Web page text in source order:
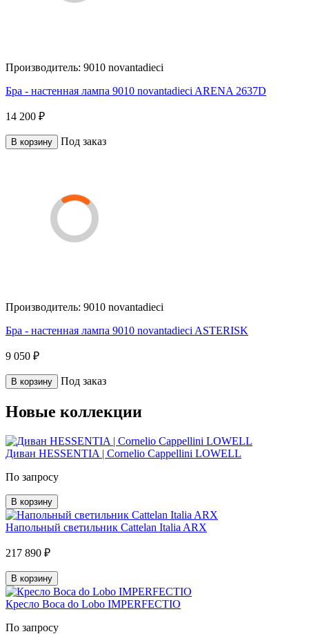
Производитель: 9010 novantadieci
Бра - настенная лампа 9010 novantadieci ARENA 2637D
14 200 ₽
В корзину Под заказ
Производитель: 9010 novantadieci
Бра - настенная лампа 9010 novantadieci ASTERISK
9 050 ₽
В корзину Под заказ
Новые коллекции
Диван HESSENTIA | Cornelio Cappellini LOWELL
По запросу
В корзину
Напольный светильник Cattelan Italia ARX
217 890 ₽
В корзину
Кресло Boca do Lobo IMPERFECTIO
По запросу